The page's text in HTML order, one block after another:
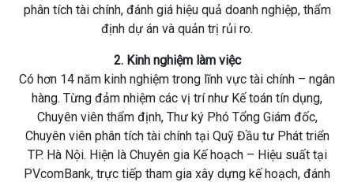
phân tích tài chính, đánh giá hiệu quả doanh nghiệp, thẩm
định dự án và quản trị rủi ro.
2. Kinh nghiệm làm việc
Có hơn 14 năm kinh nghiệm trong lĩnh vực tài chính – ngân
hàng. Từng đảm nhiệm các vị trí như Kế toán tín dụng,
Chuyên viên thẩm định, Thư ký Phó Tổng Giám đốc,
Chuyên viên phân tích tài chính tại Quỹ Đầu tư Phát triển
TP. Hà Nội. Hiện là Chuyên gia Kế hoạch – Hiệu suất tại
PVcomBank, trực tiếp tham gia xây dựng kế hoạch, đánh